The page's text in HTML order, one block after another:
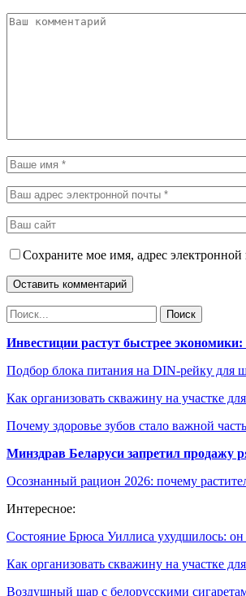
Сохраните мое имя, адрес
Инвестиции растут быстрее
Подбор блока питания на DIN-рейку для
Как организовать скважину на участке
Почему здоровье зубов стало важной
Минздрав Беларуси запретил продажу
Осознанный рацион 2026: почему
Интересное:
Состояние Брюса Уиллиса ухудшилось:
Как организовать скважину на участке
Воздушный шар с белорусскими